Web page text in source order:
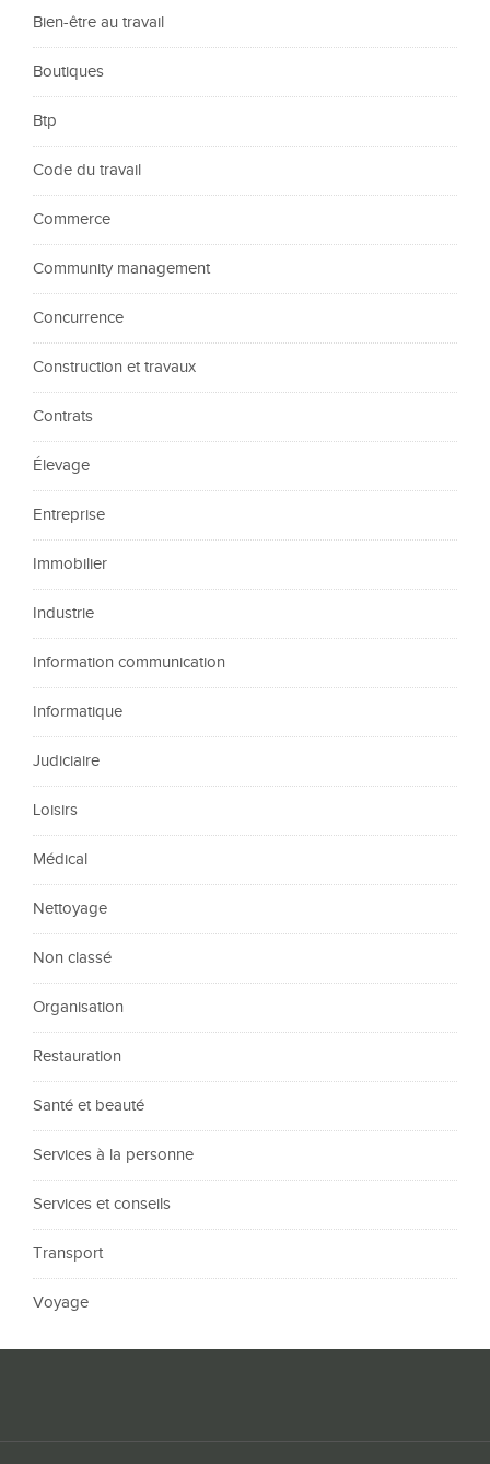
Bien-être au travail
Boutiques
Btp
Code du travail
Commerce
Community management
Concurrence
Construction et travaux
Contrats
Élevage
Entreprise
Immobilier
Industrie
Information communication
Informatique
Judiciaire
Loisirs
Médical
Nettoyage
Non classé
Organisation
Restauration
Santé et beauté
Services à la personne
Services et conseils
Transport
Voyage